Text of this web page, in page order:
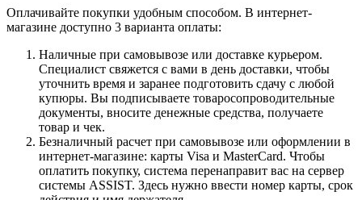
Оплачивайте покупки удобным способом. В интернет-
магазине доступно 3 варианта оплаты:
Наличные при самовывозе или доставке курьером.
Специалист свяжется с вами в день доставки, чтобы
уточнить время и заранее подготовить сдачу с любой
купюры. Вы подписываете товаросопроводительные
документы, вносите денежные средства, получаете
товар и чек.
Безналичный расчет при самовывозе или оформлении в
интернет-магазине: карты Visa и MasterCard. Чтобы
оплатить покупку, система перенаправит вас на сервер
системы ASSIST. Здесь нужно ввести номер карты, срок